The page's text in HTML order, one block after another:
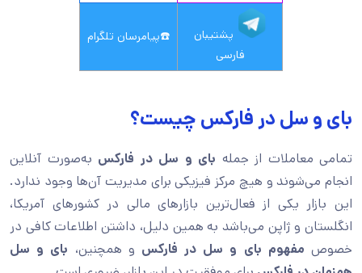
پشتیبان
فارسی
☎️پیامرسان تلگرام
بای و سل در فارکس چیست؟
تمامی معاملات از جمله بای و سل در فارکس به‌صورت آنلاین
انجام می‌شوند و هیچ مرکز فیزیکی برای مدیریت آن‌ها وجود ندارد.
این بازار یکی از فعال‌ترین بازارهای مالی در کشورهای آمریکا،
انگلستان و ژاپن می‌باشد به همین دلیل، داشتن اطلاعات کافی در
خصوص مفهوم بای و سل در فارکس و همچنین، بای و سل